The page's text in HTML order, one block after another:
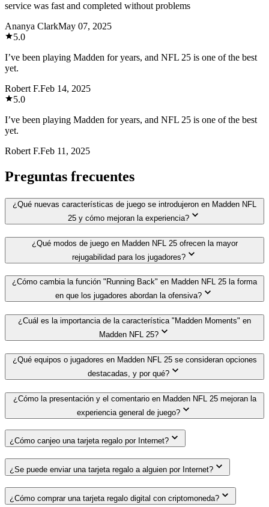
service was fast and completed without problems
Ananya ClarkMay 07, 2025
5.0
I’ve been playing Madden for years, and NFL 25 is one of the best
yet.
Robert F.Feb 14, 2025
5.0
I’ve been playing Madden for years, and NFL 25 is one of the best
yet.
Robert F.Feb 11, 2025
Preguntas frecuentes
¿Qué nuevas características de juego se introdujeron en Madden NFL
25 y cómo mejoran la experiencia?
¿Qué modos de juego en Madden NFL 25 ofrecen la mayor
rejugabilidad para los jugadores?
¿Cómo cambia la función "Running Back" en Madden NFL 25 la forma
en que los jugadores abordan la ofensiva?
¿Cuál es la importancia de la característica "Madden Moments" en
Madden NFL 25?
¿Qué equipos o jugadores en Madden NFL 25 se consideran opciones
destacadas, y por qué?
¿Cómo la presentación y el comentario en Madden NFL 25 mejoran la
experiencia general de juego?
¿Cómo canjeo una tarjeta regalo por Internet?
¿Se puede enviar una tarjeta regalo a alguien por Internet?
¿Cómo comprar una tarjeta regalo digital con criptomoneda?